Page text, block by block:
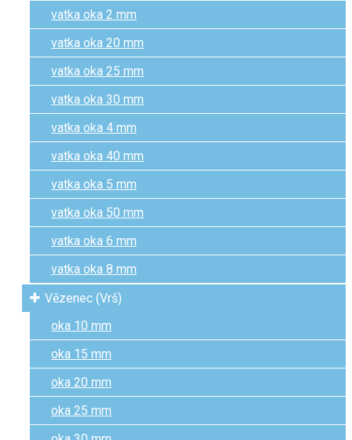
vatka oka 2 mm
vatka oka 20 mm
vatka oka 25 mm
vatka oka 30 mm
vatka oka 4 mm
vatka oka 40 mm
vatka oka 5 mm
vatka oka 50 mm
vatka oka 6 mm
vatka oka 8 mm
Vězenec (Vrš)
oka 10 mm
oka 15 mm
oka 20 mm
oka 25 mm